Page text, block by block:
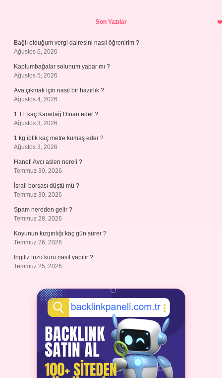
Son Yazılar
Bağlı olduğum vergi dairesini nasıl öğrenirim ?
Ağustos 6, 2026
Kaplumbağalar solunum yapar mı ?
Ağustos 5, 2026
Ava çıkmak için nasıl bir hazırlık ?
Ağustos 4, 2026
1 TL kaç Karadağ Dinarı eder ?
Ağustos 3, 2026
1 kg iplik kaç metre kumaş eder ?
Ağustos 3, 2026
Hanefi Avcı aslen nereli ?
Temmuz 30, 2026
İsrail borsası düştü mü ?
Temmuz 30, 2026
Spam nereden gelir ?
Temmuz 28, 2026
Koyunun kızgınlığı kaç gün sürer ?
Temmuz 26, 2026
Ingiliz tuzu kürü nasıl yapılır ?
Temmuz 25, 2026